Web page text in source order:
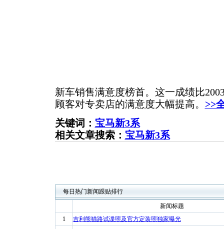
新车销售满意度榜首。这一成绩比
顾客对专卖店的满意度大幅提高。 >>
关键词： 宝马新3系
相关文章搜索： 宝马新3系
每日热门新闻跟贴排行
新闻标题
1
吉利熊猫路试谍照及官方定装照独家曝光